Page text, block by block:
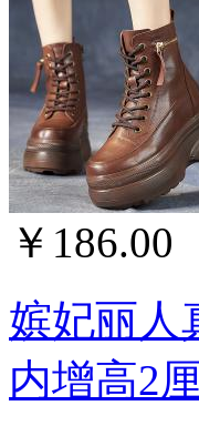
￥186.00
嫔妃丽人
内增高2